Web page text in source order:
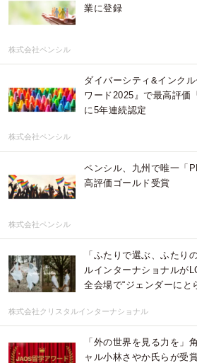
業に登録
株式会社ペンシル
ダイバーシティ&インク
ワード2025』で最高評価
に5年連続認定
株式会社ペンシル
ペンシル、九州で唯一「
高評価ゴールド受賞
株式会社ペンシル
「ふたりで選ぶ、ふたり
ルインターナショナルが
全会場で“ジェンダーにと
株式会社クリスタルインターナショナル
「外の世界を見る力を」
ャル小林さやか氏らが受